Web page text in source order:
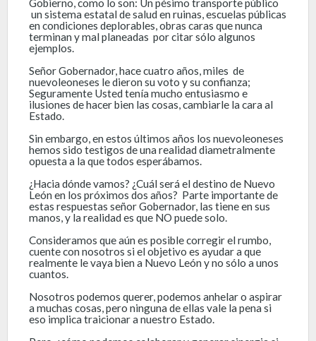
Gobierno, como lo son: Un pésimo transporte público
un sistema estatal de salud en ruinas, escuelas públicas
en condiciones deplorables, obras caras que nunca
terminan y mal planeadas por citar sólo algunos
ejemplos.
Señor Gobernador, hace cuatro años, miles de
nuevoleoneses le dieron su voto y su confianza;
Seguramente Usted tenía mucho entusiasmo e
ilusiones de hacer bien las cosas, cambiarle la cara al
Estado.
Sin embargo, en estos últimos años los nuevoleoneses
hemos sido testigos de una realidad diametralmente
opuesta a la que todos esperábamos.
¿Hacia dónde vamos? ¿Cuál será el destino de Nuevo
León en los próximos dos años? Parte importante de
estas respuestas señor Gobernador, las tiene en sus
manos, y la realidad es que NO puede solo.
Consideramos que aún es posible corregir el rumbo,
cuente con nosotros si el objetivo es ayudar a que
realmente le vaya bien a Nuevo León y no sólo a unos
cuantos.
Nosotros podemos querer, podemos anhelar o aspirar
a muchas cosas, pero ninguna de ellas vale la pena si
eso implica traicionar a nuestro Estado.